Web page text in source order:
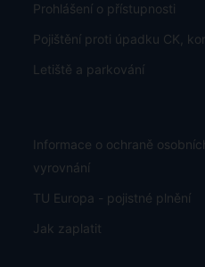
Prohlášení o přístupnosti
Pojištění proti úpadku CK,
Letiště a parkování
Informace o ochraně
vyrovnání
TU Europa - pojistné plnění
Jak zaplatit